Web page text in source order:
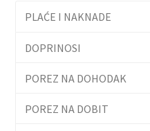
PLAĆE I NAKNADE
DOPRINOSI
POREZ NA DOHODAK
POREZ NA DOBIT